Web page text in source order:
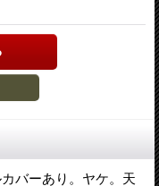
バーあり。ヤケ。天